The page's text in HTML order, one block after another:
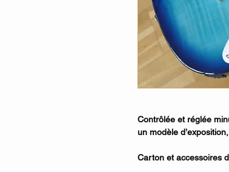
Contrôlée et réglée
un modèle
Carton et accessoires